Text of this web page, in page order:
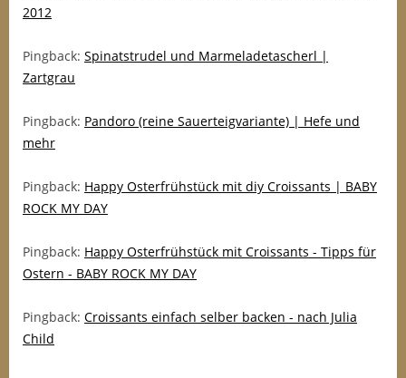
2012
Pingback: Spinatstrudel und Marmeladetascherl |
Zartgrau
Pingback: Pandoro (reine Sauerteigvariante) | Hefe und
mehr
Pingback: Happy Osterfrühstück mit diy Croissants | BABY
ROCK MY DAY
Pingback: Happy Osterfrühstück mit Croissants - Tipps für
Ostern - BABY ROCK MY DAY
Pingback: Croissants einfach selber backen - nach Julia
Child